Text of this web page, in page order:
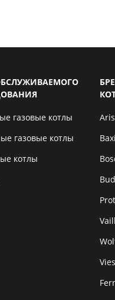
газовые котлы
газовые котлы
котлы
Baxi